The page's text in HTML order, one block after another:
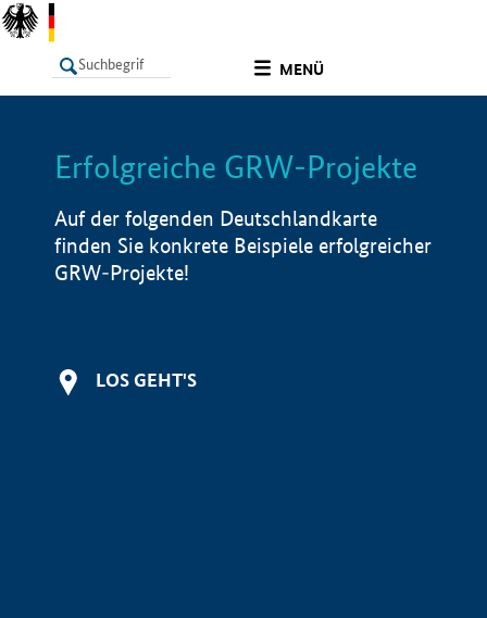
MENÜ
LISTE Info
Erfolgreiche GRW-Projekte
Auf der folgenden Deutschlandkarte
finden Sie konkrete Beispiele erfolgreicher
GRW-Projekte!
LOS GEHT'S